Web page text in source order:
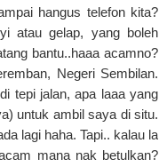
hangus telefon kita?
atau gelap, yang boleh
bantu..haaa acamno?
Negeri Sembilan.
di tepi jalan, apa laaa yang
untuk ambil saya di situ.
lagi haha. Tapi.. kalau la
mana nak betulkan?